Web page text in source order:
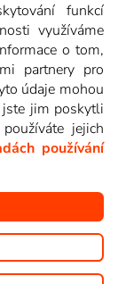
v Lepší.TV.
funkcí
využíváme
o tom,
partnery pro
údaje mohou
jim poskytli
jejich
používání